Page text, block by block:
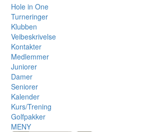
Hole in One
Turneringer
Klubben
Veibeskrivelse
Kontakter
Medlemmer
Juniorer
Damer
Seniorer
Kalender
Kurs/Trening
Golfpakker
MENY